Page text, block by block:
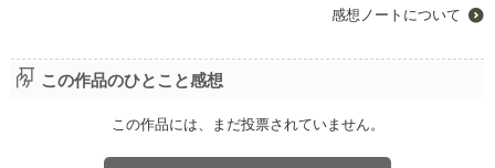
感想ノートについて
この作品のひとこと感想
この作品には、まだ投票されていません。